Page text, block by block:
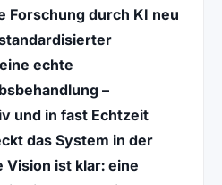
Forschungdurch KI neu
echte
–
und in fast Echtzeit
das System in der
Vision ist klar: eine